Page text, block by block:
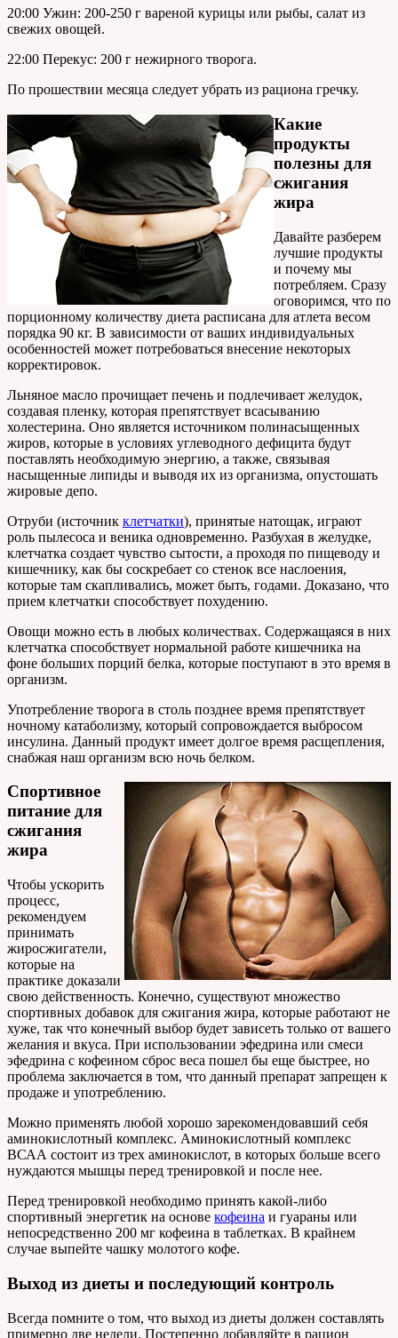
20:00 Ужин: 200-250 г вареной курицы или рыбы, салат из
свежих овощей.
22:00 Перекус: 200 г нежирного творога.
По прошествии месяца следует убрать из рациона гречку.
Какие
продукты
полезны для
сжигания
жира
Давайте разберем
лучшие продукты
и почему мы
потребляем. Сразу
оговоримся, что по
порционному количеству диета расписана для атлета весом
порядка 90 кг. В зависимости от ваших индивидуальных
особенностей может потребоваться внесение некоторых
корректировок.
Льняное масло прочищает печень и подлечивает желудок,
создавая пленку, которая препятствует всасыванию
холестерина. Оно является источником полинасыщенных
жиров, которые в условиях углеводного дефицита будут
поставлять необходимую энергию, а также, связывая
насыщенные липиды и выводя их из организма, опустошать
жировые депо.
Отруби (источник клетчатки), принятые натощак, играют
роль пылесоса и веника одновременно. Разбухая в желудке,
клетчатка создает чувство сытости, а проходя по пищеводу и
кишечнику, как бы соскребает со стенок все наслоения,
которые там скапливались, может быть, годами. Доказано, что
прием клетчатки способствует похудению.
Овощи можно есть в любых количествах. Содержащаяся в них
клетчатка способствует нормальной работе кишечника на
фоне больших порций белка, которые поступают в это время в
организм.
Употребление творога в столь позднее время препятствует
ночному катаболизму, который сопровождается выбросом
инсулина. Данный продукт имеет долгое время расщепления,
снабжая наш организм всю ночь белком.
Спортивное
питание для
сжигания
жира
Чтобы ускорить
процесс,
рекомендуем
принимать
жиросжигатели,
которые на
практике доказали
свою действенность. Конечно, существуют множество
спортивных добавок для сжигания жира, которые работают не
хуже, так что конечный выбор будет зависеть только от вашего
желания и вкуса. При использовании эфедрина или смеси
эфедрина с кофеином сброс веса пошел бы еще быстрее, но
проблема заключается в том, что данный препарат запрещен к
продаже и употреблению.
Можно применять любой хорошо зарекомендовавший себя
аминокислотный комплекс. Аминокислотный комплекс
ВСАА состоит из трех аминокислот, в которых больше всего
нуждаются мышцы перед тренировкой и после нее.
Перед тренировкой необходимо принять какой-либо
спортивный энергетик на основе кофеина и гуараны или
непосредственно 200 мг кофеина в таблетках. В крайнем
случае выпейте чашку молотого кофе.
Выход из диеты и последующий контроль
Всегда помните о том, что выход из диеты должен составлять
примерно две недели. Постепенно добавляйте в рацион